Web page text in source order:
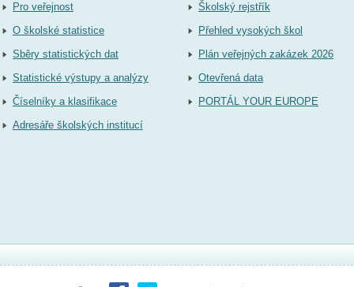
Pro veřejnost
O školské statistice
Sběry statistických dat
Statistické výstupy a analýzy
Číselníky a klasifikace
Adresáře školských institucí
Školský rejstřík
Přehled vysokých škol
Plán veřejných zakázek 2026
Otevřená data
PORTÁL YOUR EUROPE